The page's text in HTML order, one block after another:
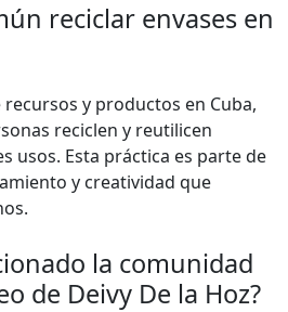
reciclar envases en
recursos y productos en Cuba,
reciclen y reutilicen
usos. Esta práctica es parte de
y creatividad que
la comunidad
de Deivy De la Hoz?